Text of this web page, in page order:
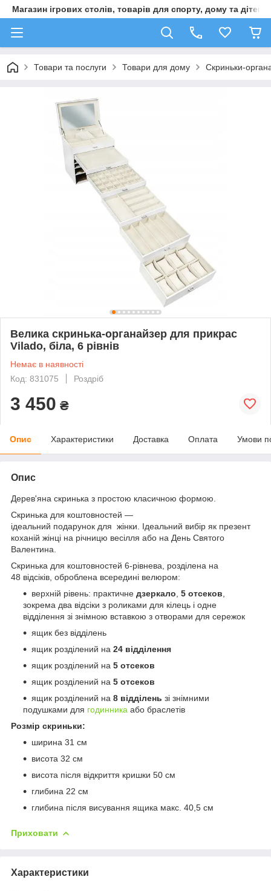
Магазин ігрових столів, товарів для спорту, дому та дітей
Товари та послуги Товари для дому Скриньки-
Велика скринька-органайзер для прикрас
Vilado, біла, 6 рівнів
Немає в наявності
Код: 831075
Роздріб
3 450 ₴
Опис Характеристики Доставка Оплата Умови
Опис
Дерев'яна скринька з простою класичною формою.
Скринька для коштовностей —
ідеальний подарунок для жінки. Ідеальний вибір як презент
коханій жінці на річницю весілля або на День Святого
Валентина.
Скринька для коштовностей 6-рівнева, розділена на
48 відсіків, оброблена всередині велюром:
верхній рівень: практичне дзеркало 5 отсеков
зокрема два відсіки з роликами для кілець і одне
відділення зі знімною вставкою з отворами для сережок
ящик без відділень
ящик розділений на 24 відділення
ящик розділений на 5 отсеков
ящик розділений на 5 отсеков
ящик розділений на 8 відділень зі знімними
подушками для годинника або браслетів
Розмір скриньки:
ширина 31 см
висота 32 см
висота після відкриття кришки 50 см
глибина 22 см
глибина після висування ящика макс. 40,5 см
Приховати
Характеристики